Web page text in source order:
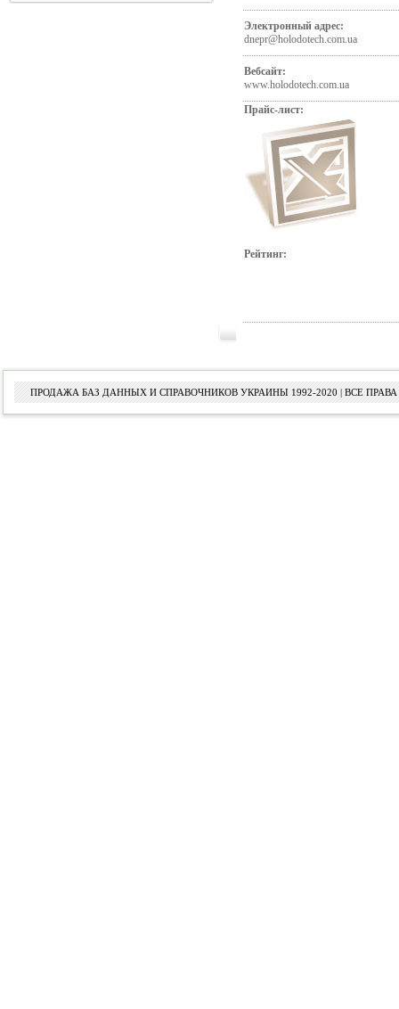
Электронный адрес:
dnepr@holodotech.com.ua
Вебсайт:
www.holodotech.com.ua
Прайс-лист:
Рейтинг:
ПРОДАЖА БАЗ ДАННЫХ И СПРАВОЧНИКОВ УКРАИНЫ 1992-2020 | ВСЕ